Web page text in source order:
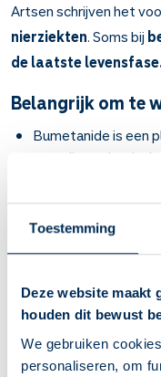
Toestemming
Deze website maakt
houden dit bewust
We gebruiken
personaliseren, om
Artsen schrijven het
nierziekten. Soms bij
de laatste
Belangrijk om te
Bumetanide is een
onnodig vocht
Bij hartfalen,
vast) en nierziekten.
uur tot ongeveer 6
dagen bent u minder
beter rondpompen.